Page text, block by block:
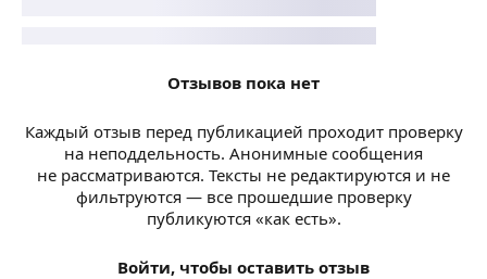
Отзывов пока нет
Каждый отзыв перед публикацией проходит проверку
на неподдельность. Анонимные сообщения
не рассматриваются. Тексты не редактируются и не
фильтруются — все прошедшие проверку
публикуются «как есть».
Войти, чтобы оставить отзыв